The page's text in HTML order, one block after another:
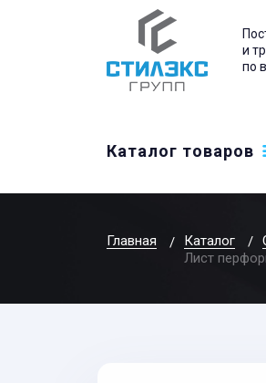
и
по
Каталог товаров
Главная Каталог
Лист